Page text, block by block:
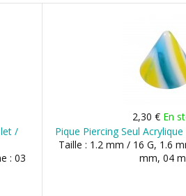
/
: 03
2,30 € En
Pique Piercing Seul
Taille : 1.2 mm / 16 G, 1.6
mm, 04